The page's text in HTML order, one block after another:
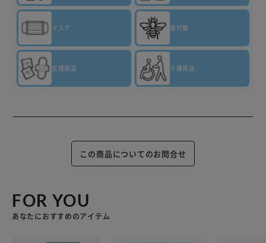
マスク 虫対策
生理用品 介護用品
この商品についてのお問合せ
FOR YOU
あなたにおすすめのアイテム